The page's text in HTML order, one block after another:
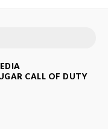
CALL OF DUTY